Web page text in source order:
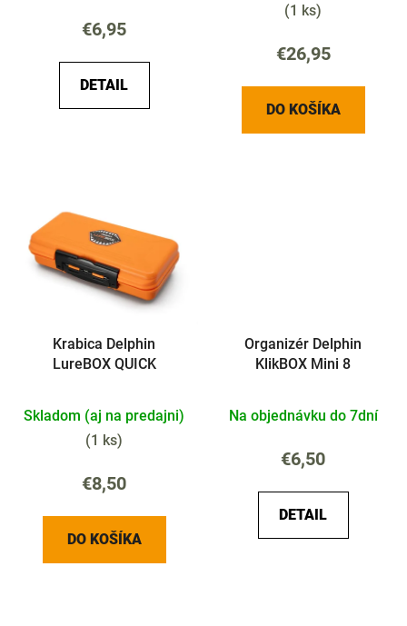
€6,95
DETAIL
(1 ks)
€26,95
DO KOŠÍKA
Krabica Delphin
LureBOX QUICK
Skladom (aj na predajni)
(1 ks)
€8,50
DO KOŠÍKA
Organizér Delphin
KlikBOX Mini 8
Na objednávku do 7dní
€6,50
DETAIL